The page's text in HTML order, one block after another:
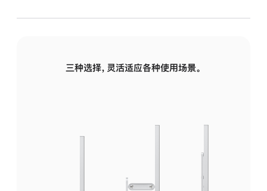
三种选择，灵活适应各种使用场景。